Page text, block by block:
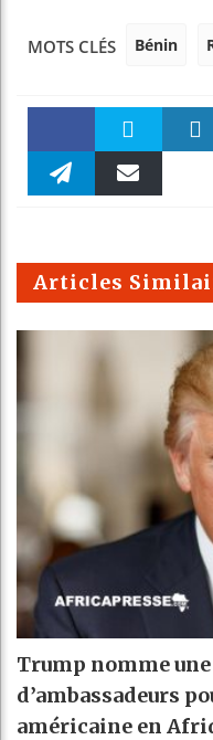
MOTS CLÉS Bénin
Faceboo Twitter
m
Articles
Trump nomme
d’ambassadeurs
américaine en